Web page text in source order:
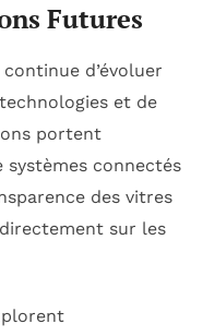
Futures
d’évoluer
et de
portent
connectés
des vitres
sur les